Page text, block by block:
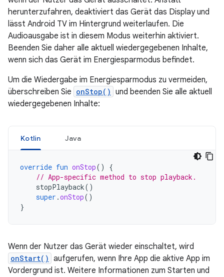
herunterzufahren, deaktiviert das Gerät das Display und
lässt Android TV im Hintergrund weiterlaufen. Die
Audioausgabe ist in diesem Modus weiterhin aktiviert.
Beenden Sie daher alle aktuell wiedergegebenen Inhalte,
wenn sich das Gerät im Energiesparmodus befindet.
Um die Wiedergabe im Energiesparmodus zu vermeiden,
überschreiben Sie onStop() und beenden Sie alle aktuell
wiedergegebenen Inhalte:
Kotlin Java
override fun onStop()
{
// App-specific method to stop playback.
stopPlayback()
super .onStop()
}
Wenn der Nutzer das Gerät wieder einschaltet, wird
onStart() aufgerufen, wenn Ihre App die aktive App im
Vordergrund ist. Weitere Informationen zum Starten und